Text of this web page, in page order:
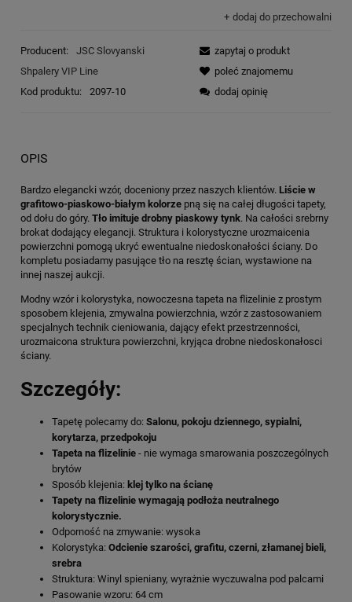
dodaj do przechowalni
Producent:
JSC Slovyanski
Shpalery VIP Line
Kod produktu:
2097-10
zapytaj o produkt
poleć znajomemu
dodaj opinię
OPIS
Bardzo elegancki wzór, doceniony przez naszych klientów. Liście w
grafitowo-piaskowo-białym kolorze pną się na całej długości tapety,
od dołu do góry. Tło imituje drobny piaskowy tynk. Na całości srebrny
brokat dodający elegancji. Struktura i kolorystyczne urozmaicenia
powierzchni pomogą ukryć ewentualne niedoskonałości ściany. Do
kompletu posiadamy pasujące tło na resztę ścian, wystawione na
innej naszej aukcji.
Modny wzór i kolorystyka, nowoczesna tapeta na flizelinie z prostym
sposobem klejenia, zmywalna powierzchnia, wzór z zastosowaniem
specjalnych technik cieniowania, dający efekt przestrzenności,
urozmaicona struktura powierzchni, kryjąca drobne niedoskonałosci
ściany.
Szczegóły:
Tapetę polecamy do: Salonu, pokoju dziennego, sypialni,
korytarza, przedpokoju
Tapeta na flizelinie - nie wymaga smarowania poszczególnych
brytów
Sposób klejenia: klej tylko na ścianę
Tapety na flizelinie wymagają podłoża neutralnego
kolorystycznie.
Odporność na zmywanie: wysoka
Kolorystyka: Odcienie szarości, grafitu, czerni, złamanej bieli,
srebra
Struktura: Winyl spieniany, wyrażnie wyczuwalna pod palcami
Pasowanie wzoru: 64 cm